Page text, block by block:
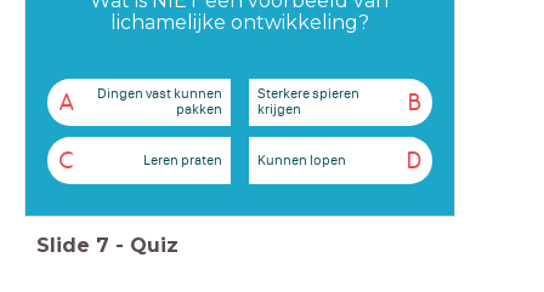
lichamelijke ontwikkeling?
A
Dingen vast kunnen
pakken
B
Sterkere spieren
krijgen
C Leren praten D
Kunnen lopen
Slide 7 - Quiz